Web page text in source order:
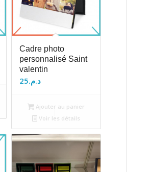
Cadre photo
personnalisé Saint
valentin
د.م.25
Ajouter au panier
Voir les détails